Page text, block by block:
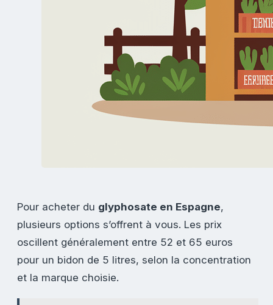
Pour acheter du glyphosate en Espagne,
plusieurs options s’offrent à vous. Les prix
oscillent généralement entre 52 et 65 euros
pour un bidon de 5 litres, selon la concentration
et la marque choisie.